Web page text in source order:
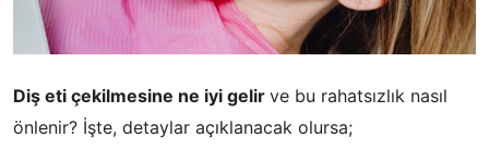
Diş eti çekilmesine ne iyi gelir ve bu rahatsızlık nasıl
önlenir? İşte, detaylar açıklanacak olursa;